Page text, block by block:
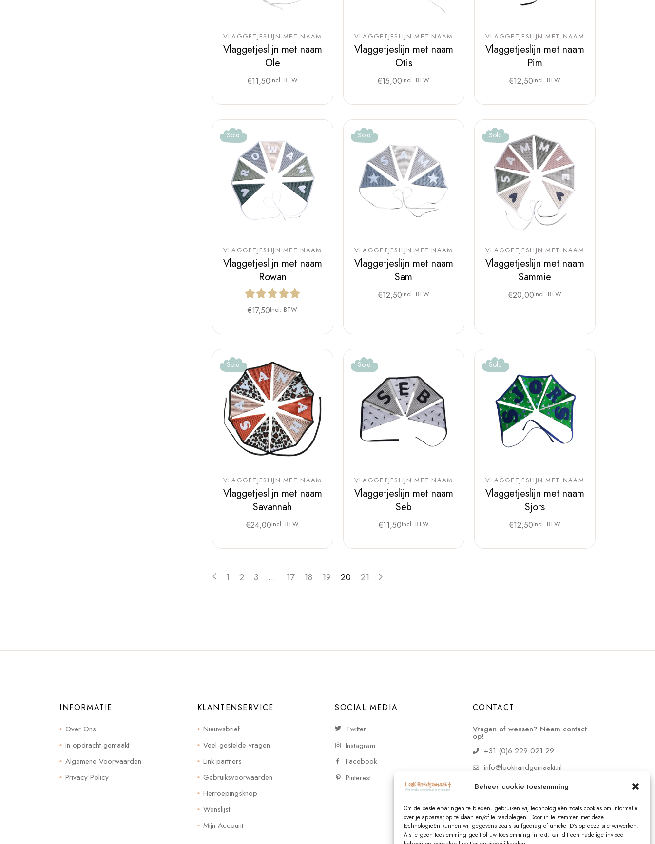
Beheer cookie toestemming
Om de beste ervaringen te bieden, gebruiken wij technologieën zoals cookies om informatie
over je apparaat op te slaan en/of te raadplegen. Door in te stemmen met deze
technologieën kunnen wij gegevens zoals surfgedrag of unieke ID's op deze site verwerken.
Als je geen toestemming geeft of uw toestemming intrekt, kan dit een nadelige invloed
VLAGGETJESLIJN MET NAAM
Vlaggetjeslijn met naam
Ole
€11,50Incl. BTW
VLAGGETJESLIJN MET NAAM
Vlaggetjeslijn met naam
Otis
€15,00Incl. BTW
VLAGGETJESLIJN MET NAAM
Vlaggetjeslijn met naam
Pim
€12,50Incl. BTW
Sold
VLAGGETJESLIJN MET NAAM
Vlaggetjeslijn met naam
Rowan
€17,50Incl. BTW
Sold
VLAGGETJESLIJN MET NAAM
Vlaggetjeslijn met naam
Sam
€12,50Incl. BTW
Sold
VLAGGETJESLIJN MET NAAM
Vlaggetjeslijn met naam
Sammie
€20,00Incl. BTW
Sold
VLAGGETJESLIJN MET NAAM
Vlaggetjeslijn met naam
Savannah
€24,00Incl. BTW
Sold
VLAGGETJESLIJN MET NAAM
Vlaggetjeslijn met naam
Seb
€11,50Incl. BTW
Sold
VLAGGETJESLIJN MET NAAM
Vlaggetjeslijn met naam
Sjors
€12,50Incl. BTW
1 2 3 … 17 18 19 20 21
INFORMATIE
Over Ons
In opdracht gemaakt
Algemene Voorwaarden
Privacy Policy
KLANTENSERVICE
Nieuwsbrief
Veel gestelde vragen
Link partners
Gebruiksvoorwaarden
Herroepingsknop
Wenslijst
Mijn Account
SOCIAL MEDIA
Twitter
Instagram
Facebook
Pinterest
CONTACT
Vragen of wensen? Neem contact
op!
+31 (0)6 229 021 29
info@lookhandgemaakt.nl